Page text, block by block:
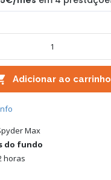
Adicionar ao carrinho
Max
do fundo
horas